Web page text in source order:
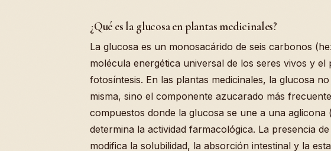
¿Qué es la glucosa en plantas medicinales?
La glucosa es un monosacárido de seis carbonos
molécula energética universal de los seres vivos y
fotosíntesis. En las plantas medicinales, la glucosa
misma, sino el componente azucarado más
compuestos donde la glucosa se une a una
determina la actividad farmacológica. La presencia
modifica la solubilidad, la absorción intestinal y la